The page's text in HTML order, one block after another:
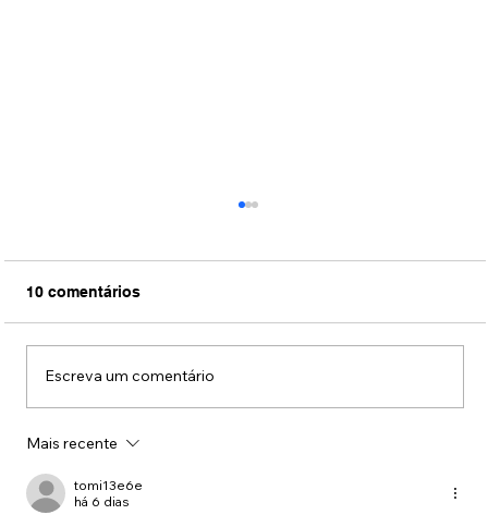
Reprodução virtual de objetos e
processos terá impacto na prevenção
de tragédias climáticas
10 comentários
Escreva um comentário
Mais recente
tomi13e6e
há 6 dias